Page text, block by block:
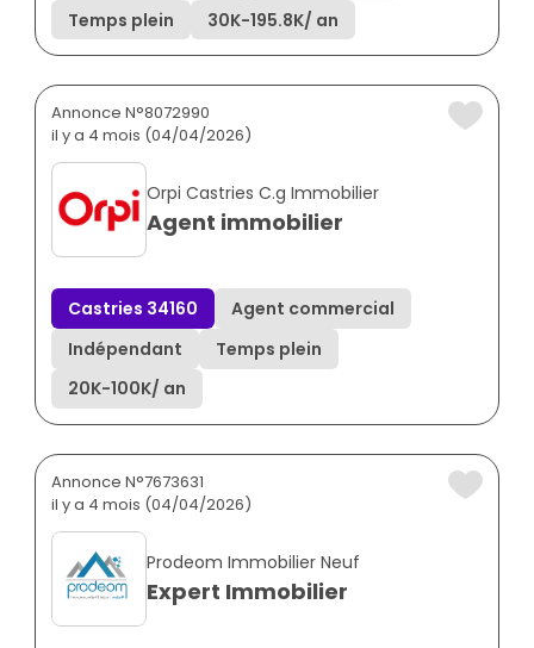
Temps plein
30K-195.8K/ an
Annonce N°8072990
il y a 4 mois (04/04/2026)
Orpi Castries C.g Immobilier
Agent immobilier
Castries 34160
Agent commercial
Indépendant
Temps plein
20K-100K/ an
Annonce N°7673631
il y a 4 mois (04/04/2026)
Prodeom Immobilier Neuf
Expert Immobilier